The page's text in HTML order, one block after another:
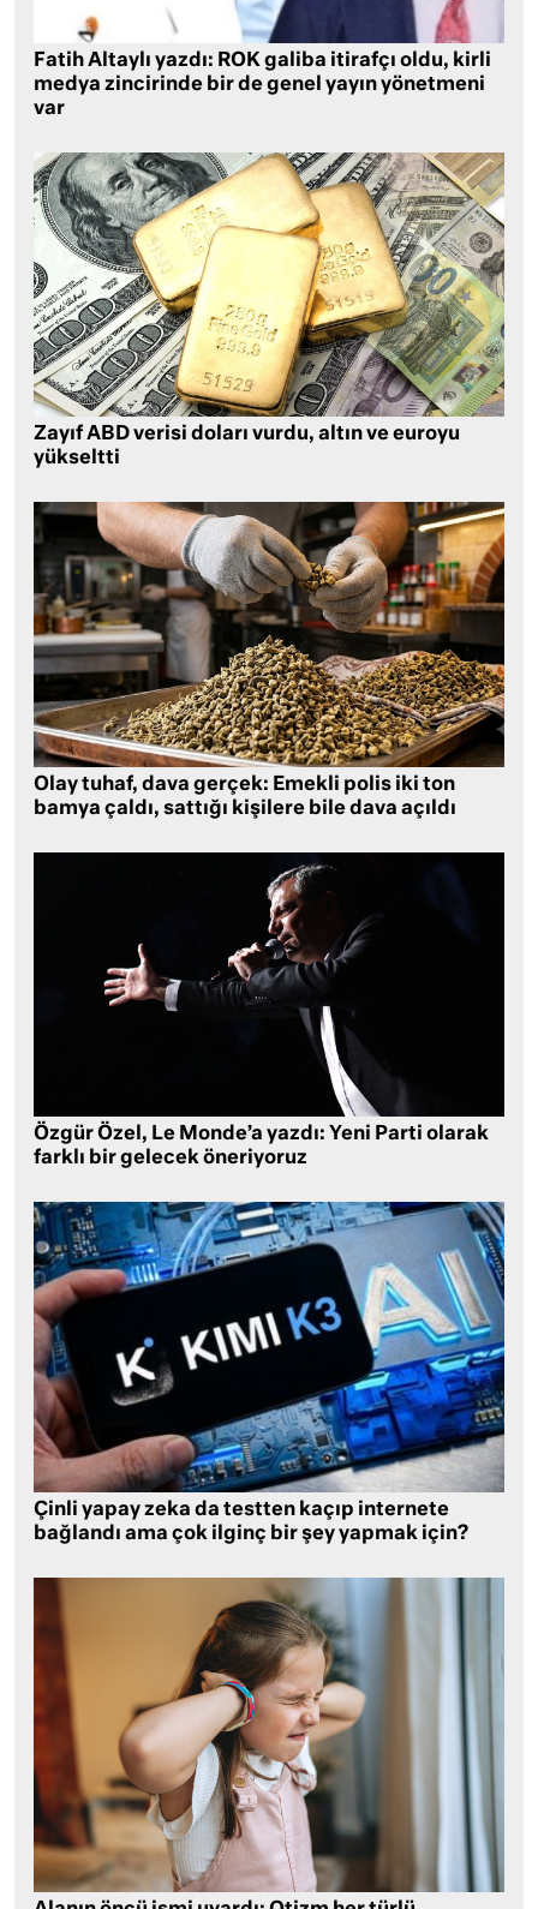
Fatih Altaylı yazdı: ROK galiba itirafçı oldu, kirli
medya zincirinde bir de genel yayın yönetmeni
var
Zayıf ABD verisi doları vurdu, altın ve euroyu
yükseltti
Olay tuhaf, dava gerçek: Emekli polis iki ton
bamya çaldı, sattığı kişilere bile dava açıldı
Özgür Özel, Le Monde’a yazdı: Yeni Parti olarak
farklı bir gelecek öneriyoruz
Çinli yapay zeka da testten kaçıp internete
bağlandı ama çok ilginç bir şey yapmak için?